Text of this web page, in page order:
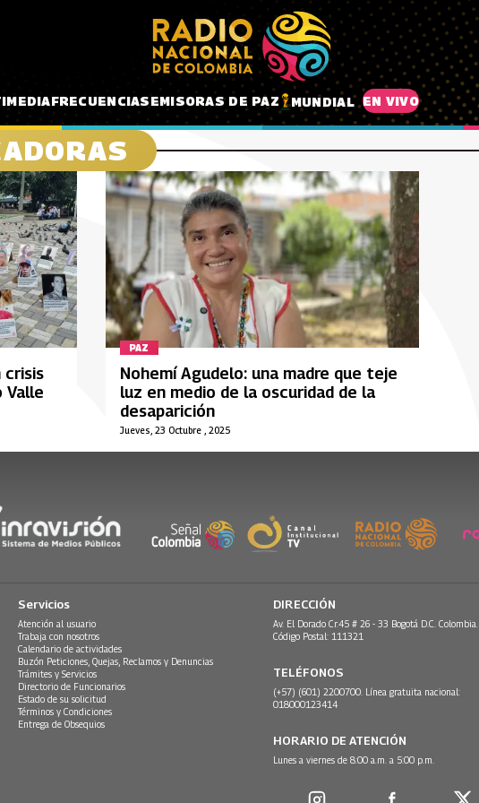
FRECUENCIASEMISORAS DE PAZ MUNDIAL EN VIVO
crisis
Valle
PAZ
Jueves, 23 Octubre , 2025
Nohemí Agudelo: una madre que teje
luz en medio de la oscuridad de la
desaparición
Servicios
Atención al usuario
Trabaja con nosotros
Calendario de actividades
Buzón Peticiones, Quejas, Reclamos y Denuncias
Trámites y Servicios
Directorio de Funcionarios
Estado de su solicitud
Términos y Condiciones
Entrega de Obsequios
DIRECCIÓN
Av. El Dorado Cr.45 # 26 - 33 Bogotá D.C. Colombia.
Código Postal: 111321
TELÉFONOS
(+57) (601) 2200700. Línea gratuita nacional:
018000123414
HORARIO DE ATENCIÓN
Lunes a viernes de 8:00 a.m. a 5:00 p.m.